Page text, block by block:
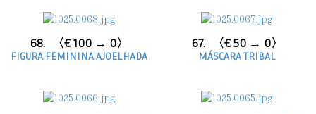
68. 〈€ 100 → 0〉
FIGURA FEMININA AJOELHADA
67. 〈€ 50 → 0〉
MÁSCARA TRIBAL